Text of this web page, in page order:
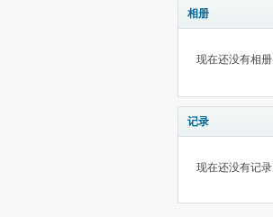
相册
现在还没有相册
记录
现在还没有记录